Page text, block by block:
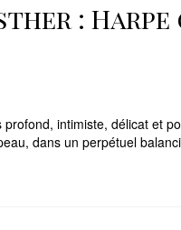
:
intimiste, délicat et
dans un perpétuel